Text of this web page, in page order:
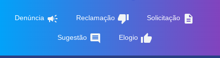
Denúncia campaign Reclamação thumb_down Solicitação description
Sugestão comment Elogio thumb_up